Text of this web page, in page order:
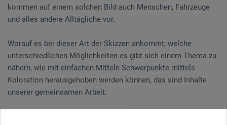
kommen auf einem solchen Bild auch Menschen, Fahrzeuge
und alles andere Alltägliche vor.
Worauf es bei dieser Art der Skizzen ankommt, welche
unterschiedlichen Möglichkeiten es gibt sich einem Thema zu
nähern, wie mit einfachen Mitteln Schwerpunkte mittels
Koloration herausgehoben werden können, das sind Inhalte
unserer gemeinsamen Arbeit.